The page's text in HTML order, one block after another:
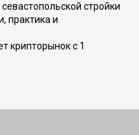
стройки
практика и
крипторынок с 1